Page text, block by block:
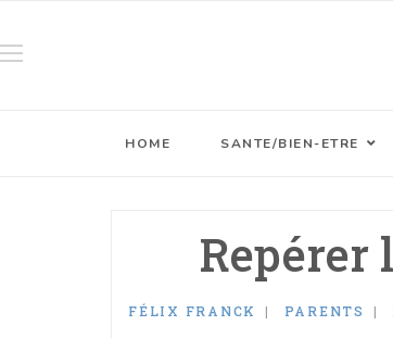
HOME SANTE/BIEN-ETRE
Repérer
FÉLIX FRANCK PARENTS